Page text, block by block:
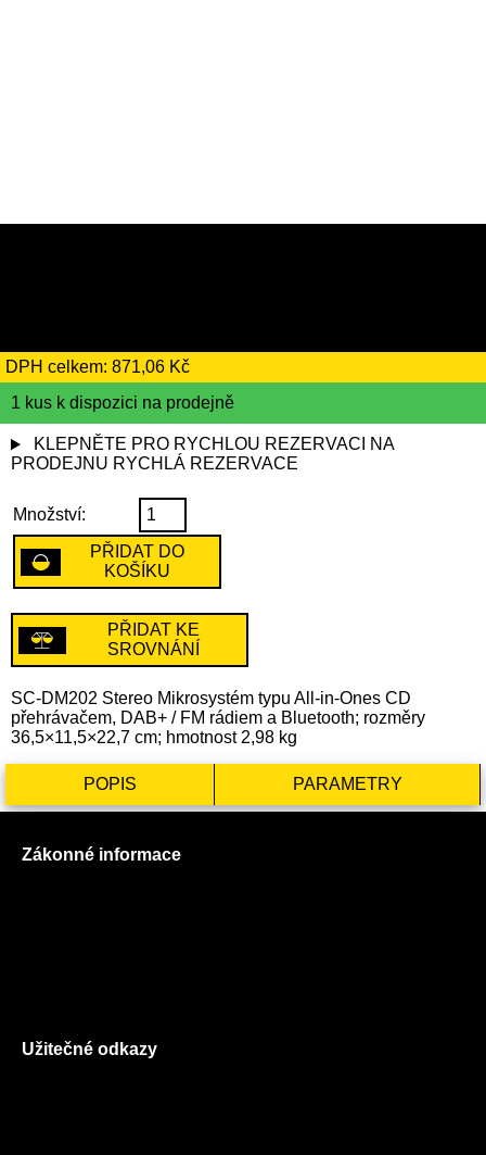
DPH celkem: 871,06 Kč
1 kus k dispozici na prodejně
KLEPNĚTE PRO RYCHLOU REZERVACI NA
PRODEJNU RYCHLÁ REZERVACE
Množství:
PŘIDAT DO
KOŠÍKU
PŘIDAT KE
SROVNÁNÍ
SC-DM202 Stereo Mikrosystém typu All-in-Ones CD
přehrávačem, DAB+ / FM rádiem a Bluetooth; rozměry
36,5×11,5×22,7 cm; hmotnost 2,98 kg
POPIS PARAMETRY
Zákonné informace
Užitečné odkazy